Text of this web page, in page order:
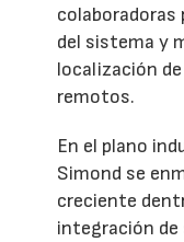
colaboradoras
del sistema y
localización
remotos.
En el plano
Simond se
creciente
integración de